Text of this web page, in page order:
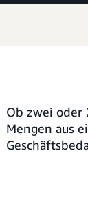
Ob zwei
Mengen aus